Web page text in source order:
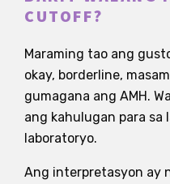
CUTOFF?
Maraming tao ang
okay, borderline,
gumagana ang AMH.
ang kahulugan para sa
laboratoryo.
Ang interpretasyon ay